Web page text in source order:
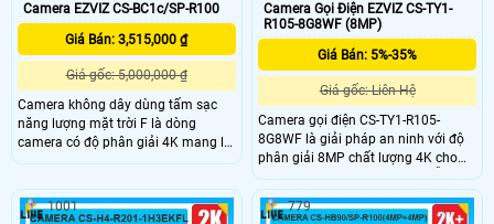
Camera EZVIZ CS-BC1c/SP-R100
Giá Bán: 3,515,000 ₫
Giá gốc: 5,000,000 ₫
Camera không dây dùng tấm sạc
năng lượng mặt trời F là dòng
camera có độ phân giải 4K mang lại
góc nhìn rộng 135°, pin 10400mAh
lắp đặt dễ dàng,tích hợp đàm thoại
hai chiều và công nghệ AI phát hiện
Camera Gọi Điện EZVIZ CS-TY1-
R105-8G8WF (8MP)
Giá Bán: 5%-35%
Giá gốc: Liên Hệ
Camera gọi điện CS-TY1-R105-
8G8WF là giải pháp an ninh với độ
phân giải 8MP chất lượng 4K cho
hình ảnh sắc nét và chi tiết. Hỗ trợ
quay xoay 360 độ, phát hiện và theo
dõi chuyển động thông minh, cùng
1001 779